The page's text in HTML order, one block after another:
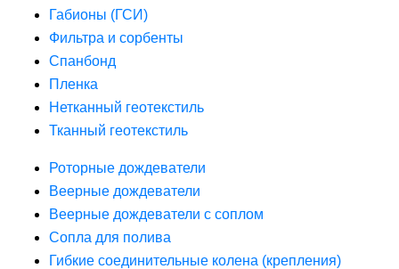
Габионы (ГСИ)
Фильтра и сорбенты
Спанбонд
Пленка
Нетканный геотекстиль
Тканный геотекстиль
Роторные дождеватели
Веерные дождеватели
Веерные дождеватели с соплом
Сопла для полива
Гибкие соединительные колена (крепления)